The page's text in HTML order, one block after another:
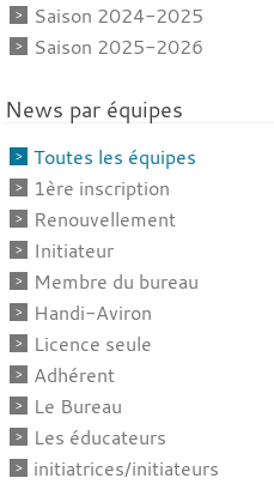
Saison 2024-2025
Saison 2025-2026
News par équipes
Toutes les équipes
1ère inscription
Renouvellement
Initiateur
Membre du bureau
Handi-Aviron
Licence seule
Adhérent
Le Bureau
Les éducateurs
initiatrices/initiateurs